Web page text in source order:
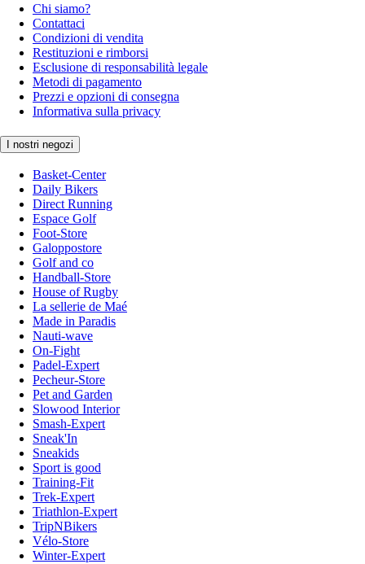
Chi siamo?
Contattaci
Condizioni di vendita
Restituzioni e rimborsi
Esclusione di responsabilità legale
Metodi di pagamento
Prezzi e opzioni di consegna
Informativa sulla privacy
I nostri negozi
Basket-Center
Daily Bikers
Direct Running
Espace Golf
Foot-Store
Galoppostore
Golf and co
Handball-Store
House of Rugby
La sellerie de Maé
Made in Paradis
Nauti-wave
On-Fight
Padel-Expert
Pecheur-Store
Pet and Garden
Slowood Interior
Smash-Expert
Sneak'In
Sneakids
Sport is good
Training-Fit
Trek-Expert
Triathlon-Expert
TripNBikers
Vélo-Store
Winter-Expert